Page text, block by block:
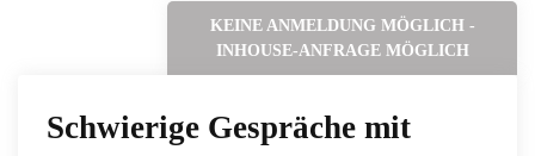
KEINE ANMELDUNG MÖGLICH -
INHOUSE-ANFRAGE MÖGLICH
Schwierige Gespräche mit